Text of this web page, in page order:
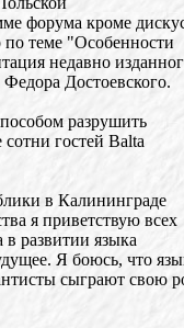
форума кроме
по теме "Особенности
недавно
Достоевского.
разрушить
гостей Balta
в Калининграде
я приветствую всех
в развитии языка
Я боюсь, что
сыграют свою